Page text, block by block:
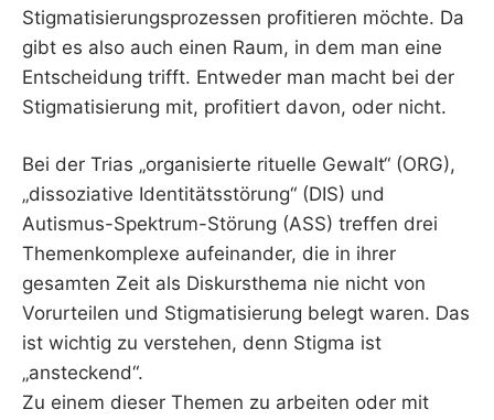
Stigmatisierungsprozessen profitieren möchte. Da
gibt es also auch einen Raum, in dem man eine
Entscheidung trifft. Entweder man macht bei der
Stigmatisierung mit, profitiert davon, oder nicht.
Bei der Trias „organisierte rituelle Gewalt“ (ORG),
„dissoziative Identitätsstörung“ (DIS) und
Autismus-Spektrum-Störung (ASS) treffen drei
Themenkomplexe aufeinander, die in ihrer
gesamten Zeit als Diskursthema nie nicht von
Vorurteilen und Stigmatisierung belegt waren. Das
ist wichtig zu verstehen, denn Stigma ist
„ansteckend“.
Zu einem dieser Themen zu arbeiten oder mit